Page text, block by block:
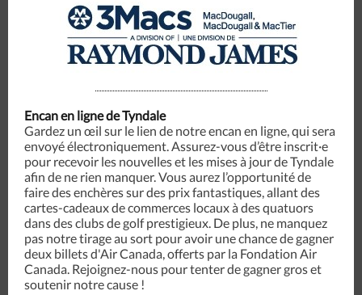
Encan en ligne de Tyndale
Gardez un œil sur le lien de notre encan en ligne, qui sera
envoyé électroniquement. Assurez-vous d’être inscrit·e
pour recevoir les nouvelles et les mises à jour de Tyndale
afin de ne rien manquer. Vous aurez l’opportunité de
faire des enchères sur des prix fantastiques, allant des
cartes-cadeaux de commerces locaux à des quatuors
dans des clubs de golf prestigieux. De plus, ne manquez
pas notre tirage au sort pour avoir une chance de gagner
deux billets d'Air Canada, offerts par la Fondation Air
Canada. Rejoignez-nous pour tenter de gagner gros et
soutenir notre cause !